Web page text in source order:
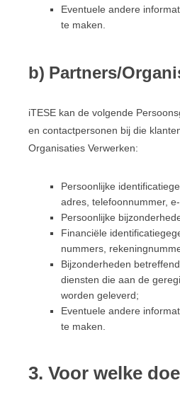
Eventuele andere
te maken.
b) Partners/
iTESE kan de volgende
en contactpersonen bij die
Organisaties Verwerken:
Persoonlijke
adres, telefoonnummer,
Persoonlijke
Financiële
nummers,
Bijzonderheden
diensten die aan de
worden geleverd;
Eventuele andere
te maken.
3. Voor welke